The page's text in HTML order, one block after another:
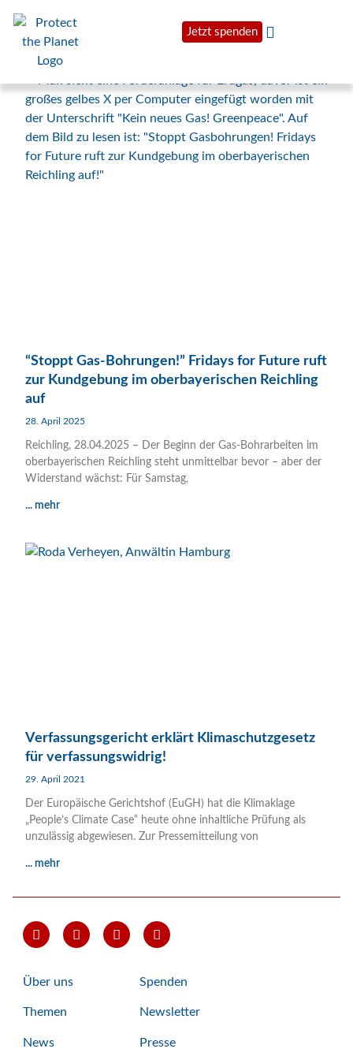
Jetzt spenden
“Stoppt Gas-Bohrungen!” Fridays for Future ruft
zur Kundgebung im oberbayerischen Reichling
auf
28. April 2025
Reichling, 28.04.2025 – Der Beginn der Gas-Bohrarbeiten im
oberbayerischen Reichling steht unmittelbar bevor – aber der
Widerstand wächst: Für Samstag,
... mehr
Verfassungsgericht erklärt Klimaschutzgesetz
für verfassungswidrig!
29. April 2021
Der Europäische Gerichtshof (EuGH) hat die Klimaklage
„People’s Climate Case“ heute ohne inhaltliche Prüfung als
unzulässig abgewiesen. Zur Pressemitteilung von
... mehr
Über uns
Themen
News
Spenden
Newsletter
Presse